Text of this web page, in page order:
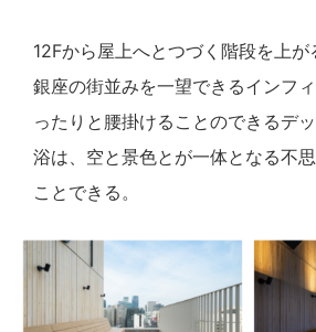
12Fから屋上へとつづく階段を上が
銀座の街並みを一望できるインフ
ったりと腰掛けることのできるデ
浴は、空と景色とが一体となる不
ことできる。